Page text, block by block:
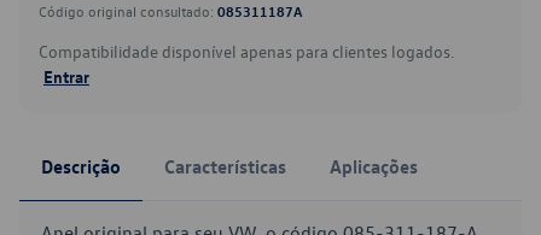
Código original consultado: 085311187A
Compatibilidade disponível apenas para clientes logados.
Entrar
Descrição Características Aplicações